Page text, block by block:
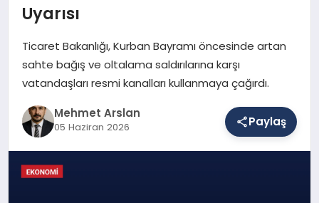
SAĞLIK
EĞITIM
Uyarısı
Ticaret Bakanlığı, Kurban Bayramı öncesinde artan
sahte bağış ve oltalama saldırılarına karşı
vatandaşları resmi kanalları kullanmaya çağırdı.
Mehmet Arslan
05 Haziran 2026 Paylaş